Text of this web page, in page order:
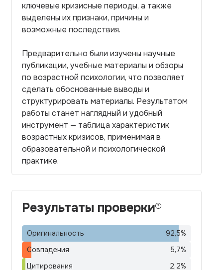
ключевые кризисные периоды, а также
выделены их признаки, причины и
возможные последствия.
Предварительно были изучены научные
публикации, учебные материалы и обзоры
по возрастной психологии, что позволяет
сделать обоснованные выводы и
структурировать материалы. Результатом
работы станет наглядный и удобный
инструмент — таблица характеристик
возрастных кризисов, применимая в
образовательной и психологической
практике.
Результаты проверки
Оригинальность 92,5%
Совпадения
5,7%
Цитирования
2,2%